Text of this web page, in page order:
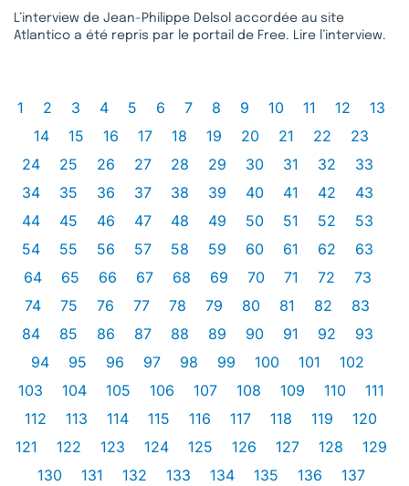
L’interview de Jean-Philippe Delsol accordée au site
Atlantico a été repris par le portail de Free. Lire l’interview.
1 2 3 4 5 6 7 8 9 10 11 12
13
14
15 16 17 18 19 20 21 22
23
24
25 26 27 28 29 30 31 32
33
34
35 36 37 38 39 40 41 42
43
44
45 46 47 48 49 50 51 52
53
54
55 56 57 58 59 60 61 62
63
64
65 66 67 68 69 70 71 72
73
74
75 76 77 78 79 80 81 82
83
84
85 86 87 88 89 90 91 92
93
94
95 96 97 98 99 100 101
102
103
104 105 106 107 108 109 110
111
112
113 114 115 116 117 118 119
120
121
122 123 124 125 126 127 128
129
130
131 132 133 134 135 136
137